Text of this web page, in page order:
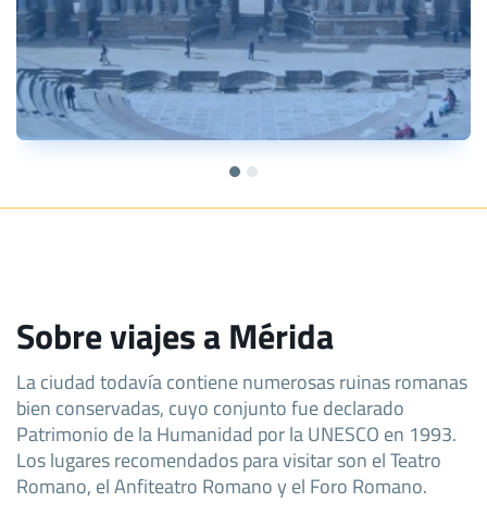
Sobre viajes a Mérida
La ciudad todavía contiene numerosas ruinas romanas
bien conservadas, cuyo conjunto fue declarado
Patrimonio de la Humanidad por la UNESCO en 1993.
Los lugares recomendados para visitar son el Teatro
Romano, el Anfiteatro Romano y el Foro Romano.